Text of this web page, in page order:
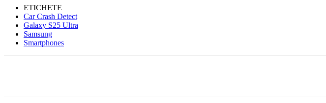
ETICHETE
Car Crash Detect
Galaxy S25 Ultra
Samsung
Smartphones